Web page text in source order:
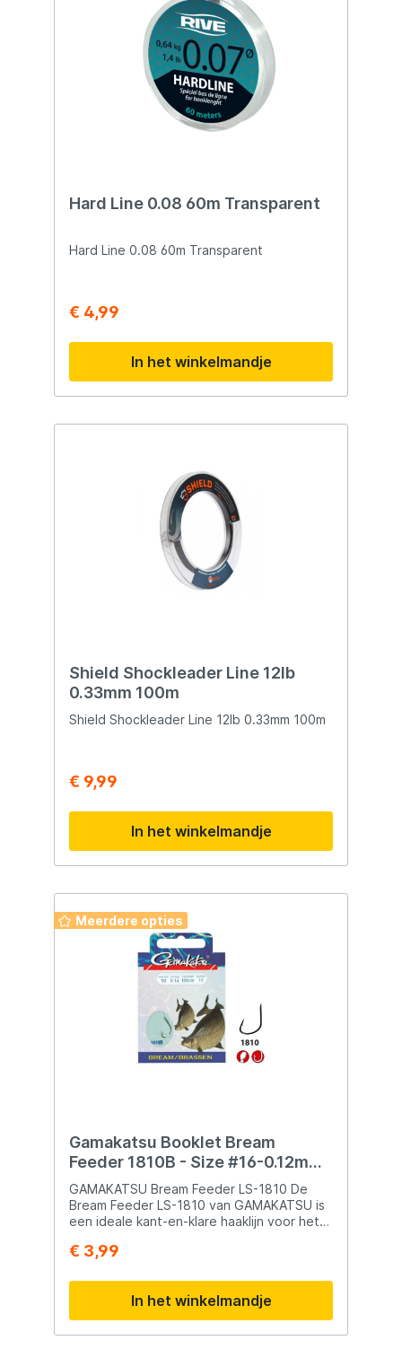
Hard Line 0.08 60m Transparent
Hard Line 0.08 60m Transparent
€ 4,99
In het winkelmandje
Shield Shockleader Line 12lb
0.33mm 100m
Shield Shockleader Line 12lb 0.33mm 100m
€ 9,99
In het winkelmandje
Meerdere opties
Gamakatsu Booklet Bream
Feeder 1810B - Size #16-0.12mm
- 100cm
GAMAKATSU Bream Feeder LS-1810 De
Bream Feeder LS-1810 van GAMAKATSU is
een ideale kant-en-klare haaklijn voor het
onderlijnen zijn mooi verpakt en je kunt ze
uiteinde van elke haaklijn is een lus
gemaakt om deze snel door middel van een
draainagel te verwisselen. Gamakatsu
beschikt over een groot assortiment aan
€ 3,99
In het winkelmandje